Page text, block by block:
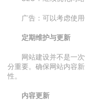
广告：可以考虑使
定期维护与更新
网站建设并不是一
分重要。确保网站内容
性。
内容更新